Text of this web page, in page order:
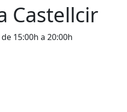
Castellcir
15:00h a 20:00h